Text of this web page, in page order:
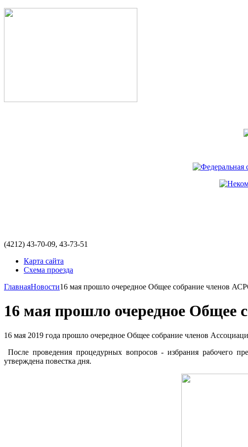
(4212) 43-70-09, 43-73-51
Карта сайта
Схема проезда
ГлавнаяНовости16 мая прошло очередное Общее собрание членов
16 мая прошло очередное Общее
16 мая 2019 года прошло очередное Общее собрание членов
После проведения процедурных вопросов - избрания рабочего
утверждена повестка дня.